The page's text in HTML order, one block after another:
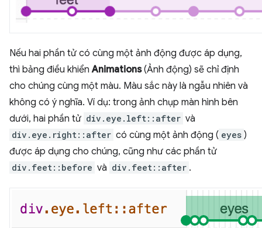
Nếu hai phần tử có cùng một ảnh động được áp dụng,
thì bảng điều khiểnAnimations(Ảnh động) sẽ chỉ định
cho chúng cùng một màu. Màu sắc này là ngẫu nhiên và
không có ý nghĩa. Ví dụ: trong ảnh chụp màn hình bên
dưới, hai phần tử div.eye.left::after và
div.eye.right::after có cùng một ảnh động ( eyes )
được áp dụng cho chúng, cũng như các phần tử
div.feet::before và div.feet::after .